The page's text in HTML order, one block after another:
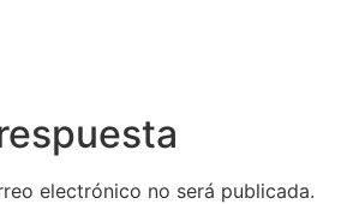
electrónico no será publicada.